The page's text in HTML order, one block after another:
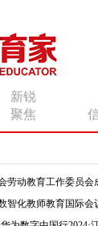
新锐
聚焦
劳动教育工作委员
智化教师教育国际会